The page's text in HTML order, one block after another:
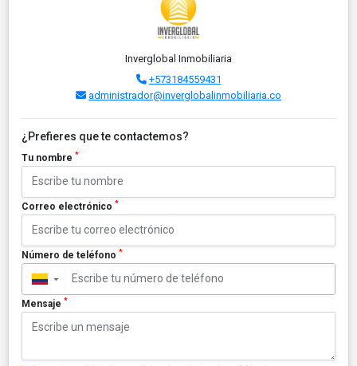
Inverglobal Inmobiliaria
+573184559431
administrador@inverglobalinmobiliaria.co
¿Prefieres que te contactemos?
Tu nombre *
Correo electrónico *
Número de teléfono *
▼
Mensaje *